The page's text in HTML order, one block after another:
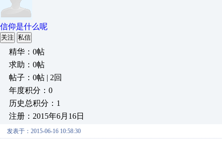
信仰是什么呢
关注 私信
精华：0帖
求助：0帖
帖子：0帖 | 2回
年度积分：0
历史总积分：1
注册：2015年6月16日
发表于：2015-06-16 10:58:30